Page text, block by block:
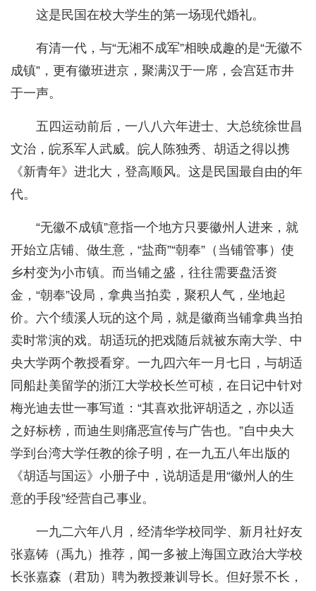
这是民国在校大学生的第一场现代婚礼。
有清一代，与“无湘不成军”相映成趣的是“无徽不
成镇”，更有徽班进京，聚满汉于一席，会宫廷市井
于一声。
五四运动前后，一八八六年进士、大总统徐世昌
文治，皖系军人武威。皖人陈独秀、胡适之得以携
《新青年》进北大，登高顺风。这是民国最自由的年
代。
“无徽不成镇”意指一个地方只要徽州人进来，就
开始立店铺、做生意，“盐商”“朝奉”（当铺管事）使
乡村变为小市镇。而当铺之盛，往往需要盘活资
金，“朝奉”设局，拿典当拍卖，聚积人气，坐地起
价。六个绩溪人玩的这个局，就是徽商当铺拿典当拍
卖时常演的戏。胡适玩的把戏随后就被东南大学、中
央大学两个教授看穿。一九四六年一月七日，与胡适
同船赴美留学的浙江大学校长竺可桢，在日记中针对
梅光迪去世一事写道：“其喜欢批评胡适之，亦以适
之好标榜，而迪生则痛恶宣传与广告也。”自中央大
学到台湾大学任教的徐子明，在一九五八年出版的
《胡适与国运》小册子中，说胡适是用“徽州人的生
意的手段”经营自己事业。
一九二六年八月，经清华学校同学、新月社好友
张嘉铸（禹九）推荐，闻一多被上海国立政治大学校
长张嘉森（君劢）聘为教授兼训导长。但好景不长，